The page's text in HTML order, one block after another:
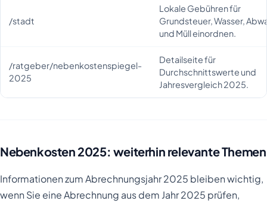
/stadt
Lokale Gebühren für
Grundsteuer, Wasser,
und Müll einordnen.
/ratgeber/nebenkostenspiegel-
2025
Detailseite für
Durchschnittswerte und
Jahresvergleich 2025.
Nebenkosten 2025: weiterhin relevante Themen
Informationen zum Abrechnungsjahr 2025 bleiben wichtig,
wenn Sie eine Abrechnung aus dem Jahr 2025 prüfen,